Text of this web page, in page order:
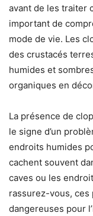
avant de les traiter
important de
mode de vie. Les
des crustacés
humides et
organiques en
La présence de
le signe d’un
endroits humides
cachent souvent
caves ou les
rassurez-vous, ces
dangereuses pour